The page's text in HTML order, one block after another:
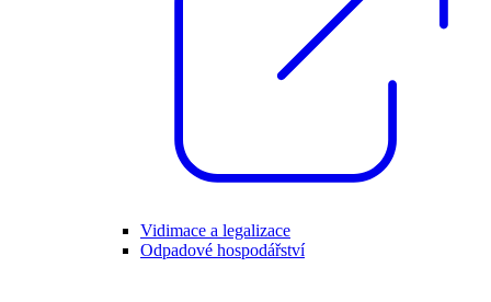
Vidimace a legalizace
Odpadové hospodářství